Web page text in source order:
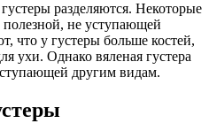
разделяются. Некоторые
не уступающей
что у густеры больше костей,
ухи. Однако вяленая густера
другим видам.